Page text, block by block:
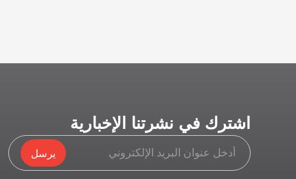
اشترك في نشرتنا الإخبارية
يرسل